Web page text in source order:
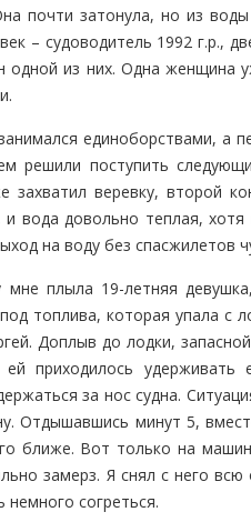
почти затонула, но из
– судоводитель 1992 г.р.,
одной из них. Одна женщина
единоборствами, а
решили поступить
захватил веревку, второй
вода довольно теплая,
на воду без спасжилетов
мне плыла 19-летняя
топлива, которая упала с
Доплыв до лодки,
ей приходилось
за нос судна.
Отдышавшись минут 5,
ближе. Вот только на
замерз. Я снял с него
немного согреться.